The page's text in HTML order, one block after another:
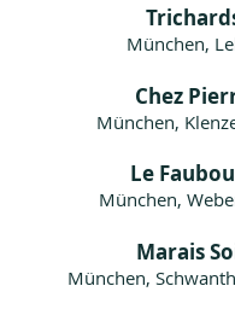
München,
Chez
München,
Le
München,
Marais
München,